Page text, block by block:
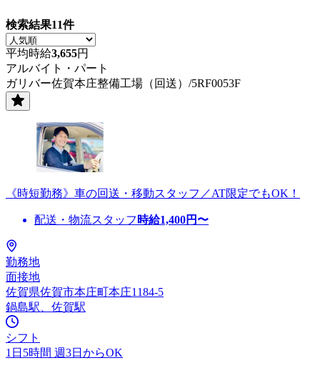
検索結果11件
平均時給3,655円
アルバイト・パート
ガリバー佐賀本庄整備工場（回送）/5RF0053F
《時短勤務》車の回送・移動スタッフ／AT限定でもOK！
配送・物流スタッフ 時給1,400円〜
勤務地
面接地
佐賀県佐賀市本庄町本庄1184-5
鍋島駅、佐賀駅
シフト
1日5時間 週3日からOK